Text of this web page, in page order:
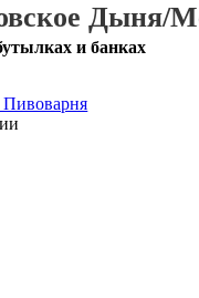
Дыня/
и банках